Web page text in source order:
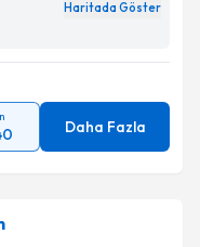
Haritada Göster
Daha Fazla